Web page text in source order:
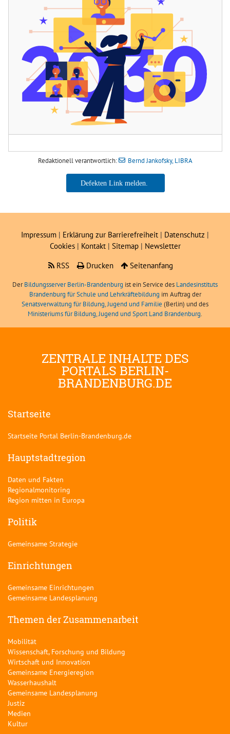
Redaktionell verantwortlich: Bernd Jankofsky, LIBRA
Bernd Jankofsky, LIBRA
Impressum | Erklärung zur Barrierefreiheit | Datenschutz |
Cookies| Kontakt | Sitemap| Newsletter
RSS
Drucken Seitenanfang
DerBildungsserver Berlin-Brandenburg ist ein Service des Landesinstituts
Brandenburg für Schule und Lehrkräftebildung im Auftrag der
Senatsverwaltung für Bildung, Jugend und Familie (Berlin) und des
Ministeriums für Bildung, Jugend und Sport Land Brandenburg.
ZENTRALE INHALTE DES
PORTALS BERLIN-
BRANDENBURG.DE
Startseite
Startseite Portal Berlin-Brandenburg.de
Hauptstadtregion
Daten und Fakten
Regionalmonitoring
Region mitten in Europa
Politik
Gemeinsame Strategie
Einrichtungen
Gemeinsame Einrichtungen
Gemeinsame Landesplanung
Themen der Zusammenarbeit
Mobilität
Wissenschaft, Forschung und Bildung
Wirtschaft und Innovation
Gemeinsame Energieregion
Wasserhaushalt
Gemeinsame Landesplanung
Justiz
Medien
Kultur